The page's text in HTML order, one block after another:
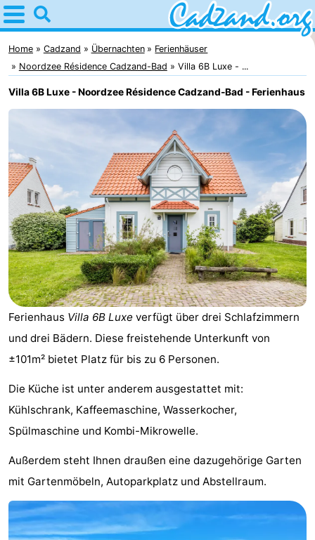
Home
Cadzand
Tipps
Für
Appartements
Campingplätze
Ferienhäuser
-
Bad
Meersee
-
Beach
Resort
Nieuwvliet-
Bad
De
Meulinge
-
EuroParcs
Cadzand
-
Hoogduin
-
Noordzee
Résidence
Cadzand-
-
Resort
Nieuwvliet-
-
Schoneveld
-
Home Cadzand Übernachten
Ferienhäuser
Noordzee Résidence Cadzand-Bad
Villa 6B Luxe - ...
Villa 6B Luxe - Noordzee Résidence Cadzand-Bad - Ferienhaus
Ferienhaus Villa 6B Luxe verfügt über drei Schlafzimmern
und drei Bädern. Diese freistehende Unterkunft von
±101m² bietet Platz für bis zu 6 Personen.
Die Küche ist unter anderem ausgestattet mit:
Kühlschrank, Kaffeemaschine, Wasserkocher,
Spülmaschine und Kombi-Mikrowelle.
Außerdem steht Ihnen draußen eine dazugehörige Garten
mit Gartenmöbeln, Autoparkplatz und Abstellraum.